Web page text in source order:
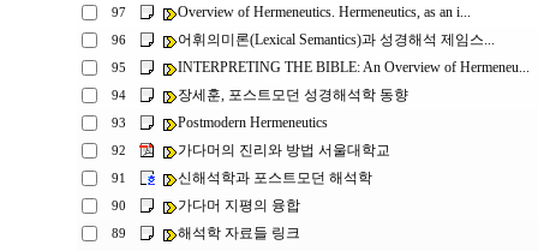
97 Overview of Hermeneutics. Hermeneutics, as an i...
96 어휘의미론(Lexical Semantics)과 성경해석 제임스...
95 INTERPRETING THE BIBLE: An Overview of Hermeneu...
94 장세훈, 포스트모던 성경해석학 동향
93 Postmodern Hermeneutics
92 가다머의 진리와 방법 서울대학교
91 신해석학과 포스트모던 해석학
90 가다머 지평의 융합
89 해석학 자료들 링크